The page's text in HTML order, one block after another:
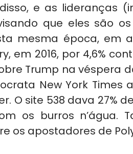
e as lideranças
que eles são
mesma época, em
em 2016, por 4,6%
Trump na véspera
New York Times
O site 538 dava 27%
os burros n’água.
os apostadores de